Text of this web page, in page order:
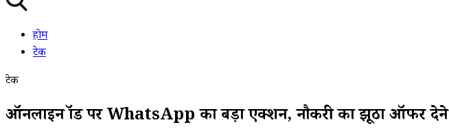
होम
टेक
टेक
ऑनलाइन फ्रॉड पर WhatsApp का बड़ा एक्शन, नौकरी का झूठा ऑफर